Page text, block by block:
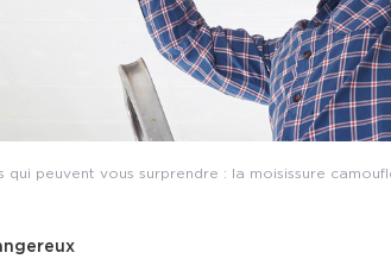
qui peuvent vous surprendre : la moisissure